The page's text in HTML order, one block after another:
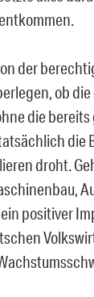
der
ob
die
die
droht.
positiver